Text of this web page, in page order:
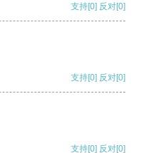
支持[0] 反对[0]
支持[0] 反对[0]
支持[0] 反对[0]